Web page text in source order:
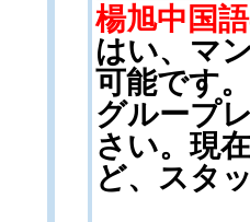
楊旭中国
はい、マ
可能です
グループ
さい。現
ど、スタ